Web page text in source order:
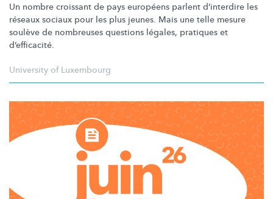
Un nombre croissant de pays européens parlent d’interdire les
réseaux sociaux pour les plus jeunes. Mais une telle mesure
soulève de nombreuses questions légales, pratiques et
d’efficacité.
University of Luxembourg